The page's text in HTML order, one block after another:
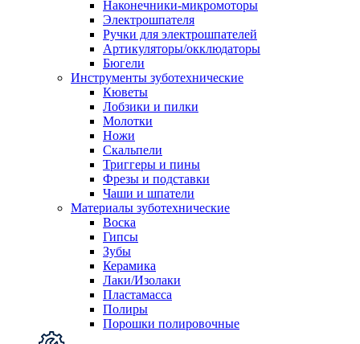
Наконечники-микромоторы
Электрошпателя
Ручки для электрошпателей
Артикуляторы/окклюдаторы
Бюгели
Инструменты зуботехнические
Кюветы
Лобзики и пилки
Молотки
Ножи
Скальпели
Триггеры и пины
Фрезы и подставки
Чаши и шпатели
Материалы зуботехнические
Воска
Гипсы
Зубы
Керамика
Лаки/Изолаки
Пластамасса
Полиры
Порошки полировочные